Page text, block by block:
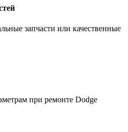
запчасти или качественные
при ремонте Dodge